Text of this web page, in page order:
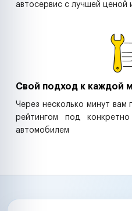
автосервис с лучшей ценой
Свой подход к каждой
Через несколько минут
рейтингом под
автомобилем